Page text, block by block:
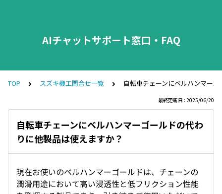
AIチャットサポート窓口・FAQ
TOP スズキ機工問合せ一覧 自転車チェーンにベルハンマー
最終更新日 : 2025/06/20
自転車チェーンにベルハンマーゴールドの代わ
りに他製品は使えますか？
現在お使いのベルハンマーゴールドは、チェーンの
潤滑用途において高い浸透性と低フリクション性能